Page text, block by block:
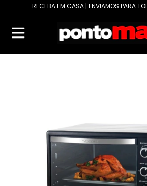
RECEBA EM CASA | ENVIAMOS PARA